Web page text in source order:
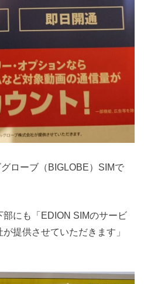
ローブ（BIGLOBE）SIMで
部にも「EDION SIMのサービ
提供させていただきます」